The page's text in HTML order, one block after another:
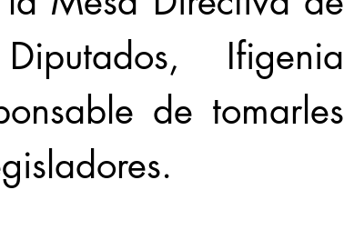
Ifigenia
de tomarles